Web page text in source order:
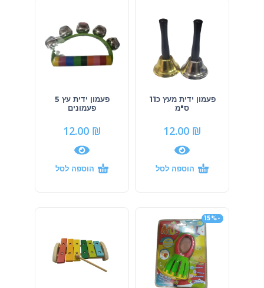
פעמון ידית מעץ כ11
ס"מ
12.00 ₪
הוספה לסל
פעמון ידית עץ 5
פעמונים
12.00 ₪
הוספה לסל
-15%